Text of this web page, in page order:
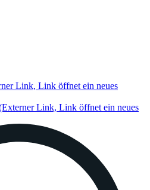
Link, Link öffnet ein neues
Link, Link öffnet ein neues